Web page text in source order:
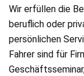
Services
Business
Solutions
Wir erfüllen die
beruflich oder
persönlichen
Fahrer sind für